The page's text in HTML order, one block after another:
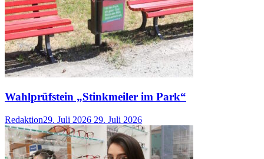
Wahlprüfstein „Stinkmeiler im Park“
Redaktion29. Juli 2026 29. Juli 2026